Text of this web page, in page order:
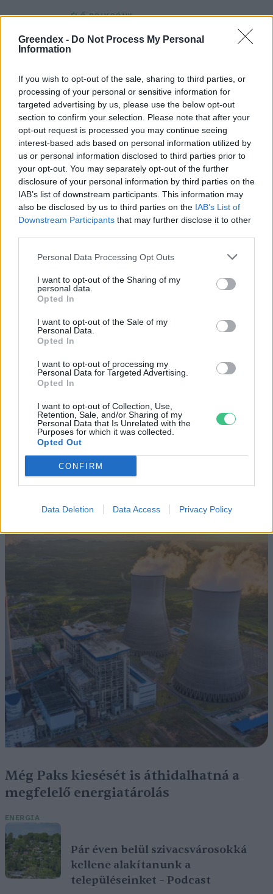
Greendex - Do Not Process My Personal
Information
If you wish to opt-out of the sale, sharing to third parties, or
processing of your personal or sensitive information for
targeted advertising by us, please use the below opt-out
section to confirm your selection. Please note that after your
opt-out request is processed you may continue seeing
interest-based ads based on personal information utilized by
us or personal information disclosed to third parties prior to
your opt-out. You may separately opt-out of the further
disclosure of your personal information by third parties on the
IAB’s list of downstream participants. This information may
also be disclosed by us to third parties on the IAB’s List of
Downstream Participants that may further disclose it to other
Personal Data Processing Opt Outs
I want to opt-out of the Sharing of my
personal data.
Opted In
I want to opt-out of the Sale of my
Personal Data.
Opted In
I want to opt-out of processing my
Personal Data for Targeted Advertising.
Opted In
I want to opt-out of Collection, Use,
Retention, Sale, and/or Sharing of my
Personal Data that Is Unrelated with the
Purposes for which it was collected.
Opted Out
CONFIRM
Data Deletion Data Access Privacy Policy
ÉLŐ BOLYGÓNK
Szedd magad őszibarack: itt vannak
elektromos repülőjáratok Európában
Történelmi aszály sújtja Nagy-
Britanniát is
Elképesztő felvétel mutatja meg,
mekkora a különbség az áradó és a
kiszáradó Duna között
ÉLŐ BOLYGÓNK
Még Paks kiesését is áthidalhatná a
megfelelő energiatárolás
ENERGIA
Pár éven belül szivacsvárosokká
kellene alakítanunk a
településeinket – Podcast